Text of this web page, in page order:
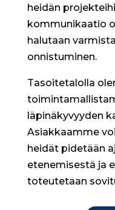
heidän
kommunikaatio
halutaan
onnistuminen.
Tasoitetalolla
läpinäkyvyyden
Asiakkaamme
heidät pidetään
etenemisestä ja
toteutetaan